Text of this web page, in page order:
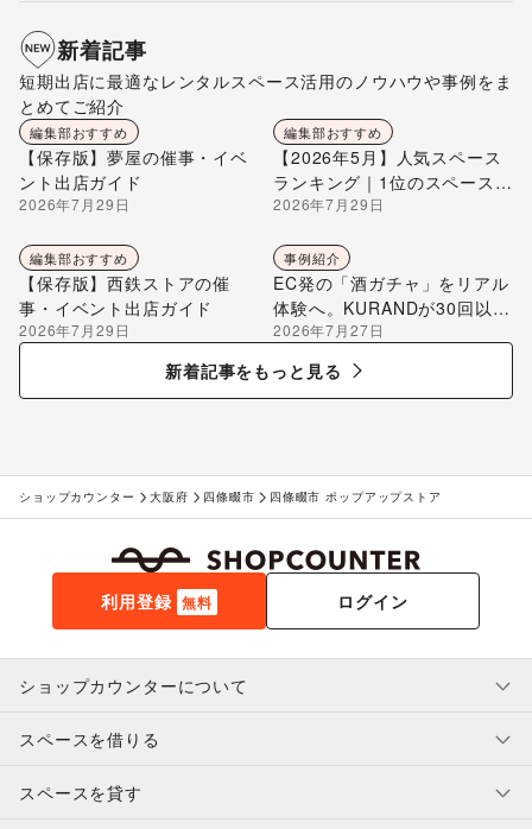
新着記事
短期出店に最適なレンタルスペース活用のノウハウや事例をま
とめてご紹介
編集部おすすめ
【保存版】夢屋の催事・イベ
ント出店ガイド
2026年7月29日
編集部おすすめ
【2026年5月】人気スペース
ランキング｜1位のスペースを
編集部が解説
2026年7月29日
編集部おすすめ
【保存版】西鉄ストアの催
事・イベント出店ガイド
2026年7月29日
事例紹介
EC発の「酒ガチャ」をリアル
体験へ。KURANDが30回以上
のポップアップ出店で届け
る“新しいお酒との出会い”
2026年7月27日
新着記事をもっと見る
ショップカウンター 大阪府 四條畷市 四條畷市 ポップアップストア
利用登録 無料 ログイン
ショップカウンターについて
利用規約・ガイドライン
特定商取引法に基づく表示
スペースを借りる
スペースを借りたい人へ
スペースを貸す